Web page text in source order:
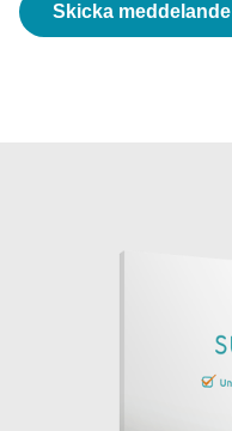
Skicka meddelande